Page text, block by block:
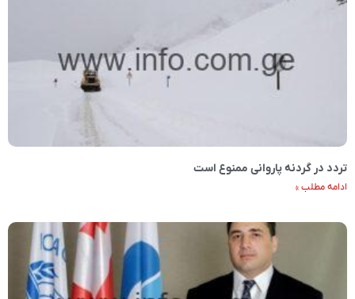
تردد در گردنه پاروانی ممنوع است
ادامه مطلب »